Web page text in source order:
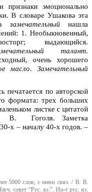
эмоционально
В словаре Ушакова эта
замечательный нашла
1. Необыкновенный,
выдающийся.
талант.
очень хорошего
масло.Замечательный
печатается по авторской
формата: трех больших
листке с цитатой
В. Гоголя. Заметка
х – началу 40-х годов. –
5000 слов, с ними связ. / В. В.
совет “Рус. яз.”. Ин-т рус. яз.